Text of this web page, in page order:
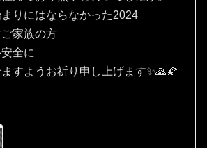
りにはならなかった2024
家族の方
全に
すようお祈り申し上げます✨🙏🌠